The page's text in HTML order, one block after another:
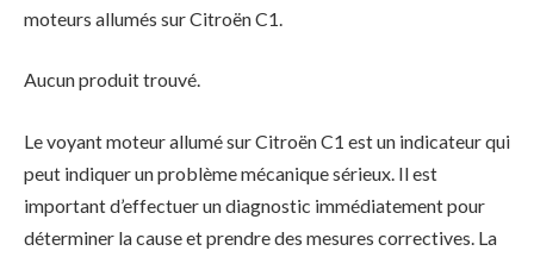
moteurs allumés sur Citroën C1.
Aucun produit trouvé.
Le voyant moteur allumé sur Citroën C1 est un indicateur qui
peut indiquer un problème mécanique sérieux. Il est
important d’effectuer un diagnostic immédiatement pour
déterminer la cause et prendre des mesures correctives. La